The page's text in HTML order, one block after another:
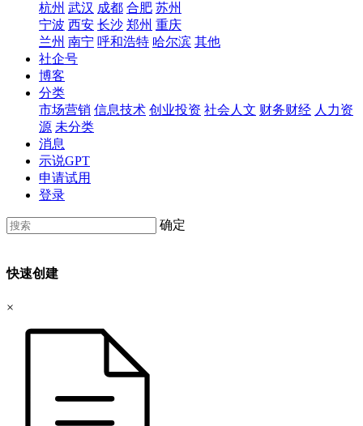
杭州 武汉 成都 合肥 苏州
宁波 西安 长沙 郑州 重庆
兰州 南宁 呼和浩特 哈尔滨 其他
社企号
博客
分类
市场营销 信息技术 创业投资 社会人文 财务财经 人力资
源 未分类
消息
示说GPT
申请试用
登录
确定
快速创建
×